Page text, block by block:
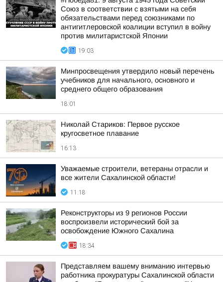
Союз в соответствии с взятыми на себя
обязательствами перед союзниками по
антигитлеровской коалиции вступил в войну
против милитаристской Японии
19:03
Минпросвещения утвердило новый перечень
учебников для начального, основного и
среднего общего образования
18:01
Николай Стариков: Первое русское
кругосветное плавание
16:13
Уважаемые строители, ветераны отрасли и
все жители Сахалинской области!
11:18
Реконструкторы из 9 регионов России
воспроизвели исторический бой за
освобождение Южного Сахалина
18:34
Представляем вашему вниманию интервью
работника прокуратуры Сахалинской области